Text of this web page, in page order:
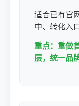
适合已有官
中、转化入
重点：重做
层，统一品